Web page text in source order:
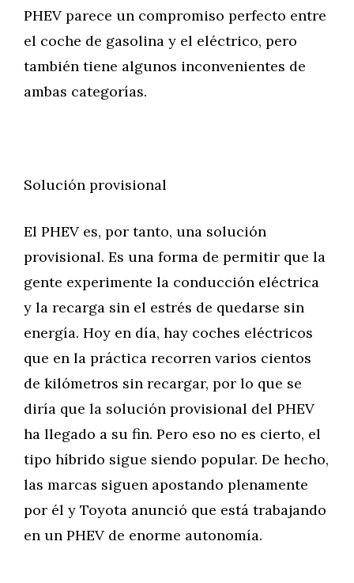
PHEV parece un compromiso perfecto entre
el coche de gasolina y el eléctrico, pero
también tiene algunos inconvenientes de
ambas categorías.
Solución provisional
El PHEV es, por tanto, una solución
provisional. Es una forma de permitir que la
gente experimente la conducción eléctrica
y la recarga sin el estrés de quedarse sin
energía. Hoy en día, hay coches eléctricos
que en la práctica recorren varios cientos
de kilómetros sin recargar, por lo que se
diría que la solución provisional del PHEV
ha llegado a su fin. Pero eso no es cierto, el
tipo híbrido sigue siendo popular. De hecho,
las marcas siguen apostando plenamente
por él y Toyota anunció que está trabajando
en un PHEV de enorme autonomía.